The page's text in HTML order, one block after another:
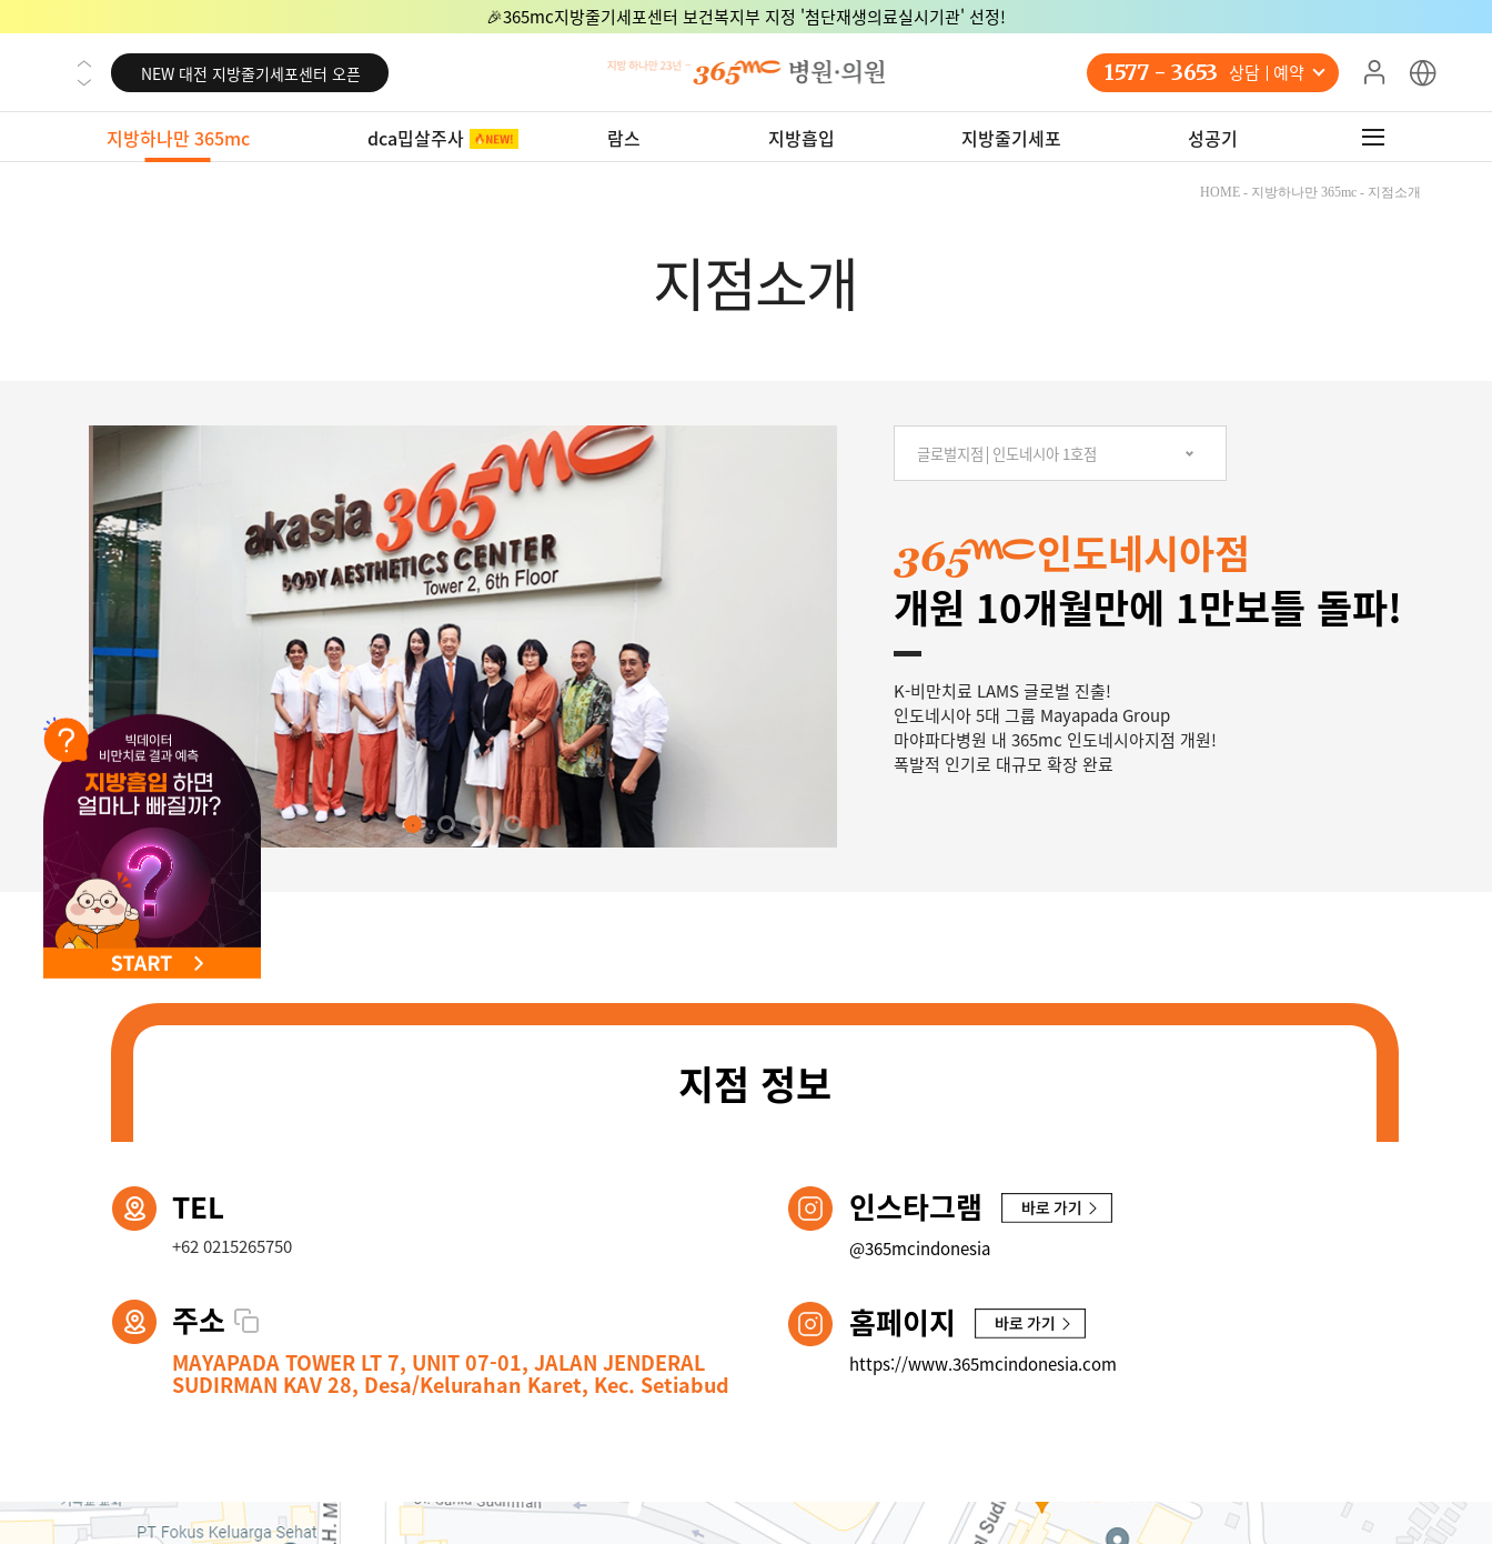
🎉365mc지방줄기세포센터 보건복지부 지정 '첨단재생의료실시기관' 선정!
NEW 교대 지방줄기세포센터 오픈
NEW 대전 지방줄기세포센터 오픈
NEW 노원 지방줄기세포센터 오픈
NEW 미국 LA점 오픈
NEW 부산 지방줄기세포센터 오픈
NEW 영등포 지방줄기세포센터 오픈
NEW 교대 지방줄기세포센터 오픈
1577 - 3653 상담 예약
지방하나만 365mc dca밉살주사 람스 지방흡입 지방줄기세포 성공기
HOME - 지방하나만 365mc - 지점소개
지점소개
인도네시아점
개원 10개월만에 1만보틀 돌파!
K-비만치료 LAMS 글로벌 진출!
인도네시아 5대 그룹 Mayapada Group
마야파다병원 내 365mc 인도네시아지점 개원!
폭발적 인기로 대규모 확장 완료
지점 정보
TEL
+62 0215265750
주소
MAYAPADA TOWER LT 7, UNIT 07-01, JALAN JENDERAL
SUDIRMAN KAV 28, Desa/Kelurahan Karet, Kec. Setiabud
인스타그램
@365mcindonesia
홈페이지
https://www.365mcindonesia.com